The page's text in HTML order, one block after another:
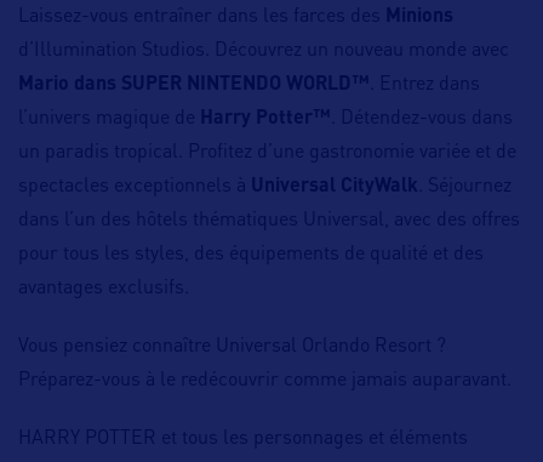
Laissez-vous entraîner dans les farces des Minions
d’Illumination Studios. Découvrez un nouveau monde avec
Mario dans SUPER NINTENDO WORLD™
. Entrez dans
l’univers magique de Harry Potter™
. Détendez-vous dans
un paradis tropical. Profitez d’une gastronomie variée et de
spectacles exceptionnels à Universal CityWalk . Séjournez
dans l’un des hôtels thématiques Universal, avec des offres
pour tous les styles, des équipements de qualité et des
avantages exclusifs.
Vous pensiez connaître Universal Orlando Resort ?
Préparez-vous à le redécouvrir comme jamais auparavant.
HARRY POTTER et tous les personnages et éléments